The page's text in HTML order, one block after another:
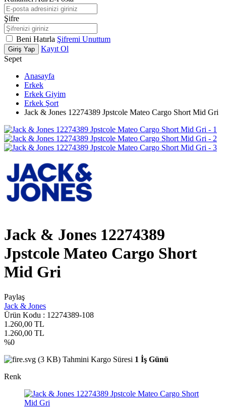
Şifre
Beni Hatırla Şifremi Unuttum
Giriş Yap
Kayıt Ol
Sepet
Anasayfa
Erkek
Erkek Giyim
Erkek Şort
Jack & Jones 12274389 Jpstcole Mateo Cargo Short Mid Gri
Jack & Jones 12274389
Jpstcole Mateo Cargo Short
Mid Gri
Paylaş
Jack & Jones
Ürün Kodu : 12274389-108
1.260,00 TL
1.260,00 TL
%0
Tahmini Kargo Süresi 1 İş Günü
Renk